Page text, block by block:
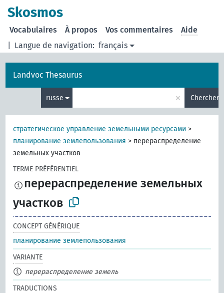
Skosmos
Langue de navigation: français
Vocabulaires À propos Vos commentaires Aide
Landvoc Thesaurus
russe × Chercher
стратегическое управление земельными ресурсами >
планирование землепользования > перераспределение
земельных участков
TERME PRÉFÉRENTIEL
перераспределение земельных
участков
CONCEPT GÉNÉRIQUE
планирование землепользования
VARIANTE
перераспределение земель
TRADUCTIONS